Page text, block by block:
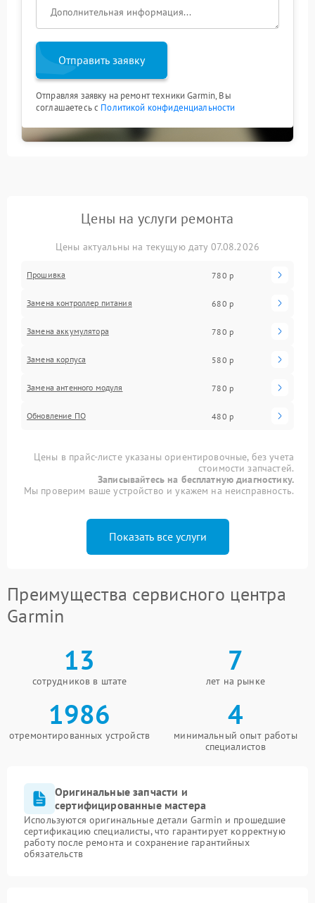
Отправить заявку
Отправляя заявку на ремонт техники Garmin, Вы
соглашаетесь с Политикой конфиденциальности
Цены на услуги ремонта
Цены актуальны на текущую дату 07.08.2026
Прошивка 780 р
Замена контроллер питания 680 р
Замена аккумулятора 780 р
Замена корпуса 580 р
Замена антенного модуля 780 р
Обновление ПО 480 р
Цены в прайс-листе указаны ориентировочные, без учета
стоимости запчастей.
Записывайтесь на бесплатную диагностику.
Мы проверим ваше устройство и укажем на неисправность.
Показать все услуги
Преимущества сервисного центра
Garmin
13
сотрудников в штате
7
лет на рынке
1986
отремонтированных устройств
4
минимальный опыт работы
специалистов
Оригинальные запчасти и
сертифицированные мастера
Используются оригинальные детали Garmin и прошедшие
сертификацию специалисты, что гарантирует корректную
работу после ремонта и сохранение гарантийных
обязательств